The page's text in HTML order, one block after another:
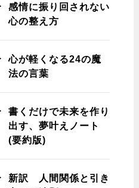
感情に振り回されない
心の整え方
心が軽くなる24の魔
法の言葉
書くだけで未来を作り
出す、夢叶えノート
(要約版)
新訳 人間関係と引き